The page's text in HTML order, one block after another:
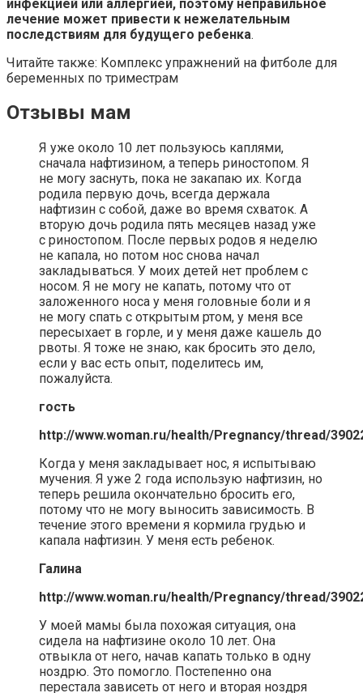
инфекцией или аллергией, поэтому неправильное
лечение может привести к нежелательным
последствиям для будущего ребенка.
Читайте также: Комплекс упражнений на фитболе для
беременных по триместрам
Отзывы мам
Я уже около 10 лет пользуюсь каплями,
сначала нафтизином, а теперь риностопом. Я
не могу заснуть, пока не закапаю их. Когда
родила первую дочь, всегда держала
нафтизин с собой, даже во время схваток. А
вторую дочь родила пять месяцев назад уже
с риностопом. После первых родов я неделю
не капала, но потом нос снова начал
закладываться. У моих детей нет проблем с
носом. Я не могу не капать, потому что от
заложенного носа у меня головные боли и я
не могу спать с открытым ртом, у меня все
пересыхает в горле, и у меня даже кашель до
рвоты. Я тоже не знаю, как бросить это дело,
если у вас есть опыт, поделитесь им,
пожалуйста.
гость
http://www.woman.ru/health/Pregnancy/thread/
Когда у меня закладывает нос, я испытываю
мучения. Я уже 2 года использую нафтизин, но
теперь решила окончательно бросить его,
потому что не могу выносить зависимость. В
течение этого времени я кормила грудью и
капала нафтизин. У меня есть ребенок.
Галина
http://www.woman.ru/health/Pregnancy/thread/
У моей мамы была похожая ситуация, она
сидела на нафтизине около 10 лет. Она
отвыкла от него, начав капать только в одну
ноздрю. Это помогло. Постепенно она
перестала зависеть от него и вторая ноздря